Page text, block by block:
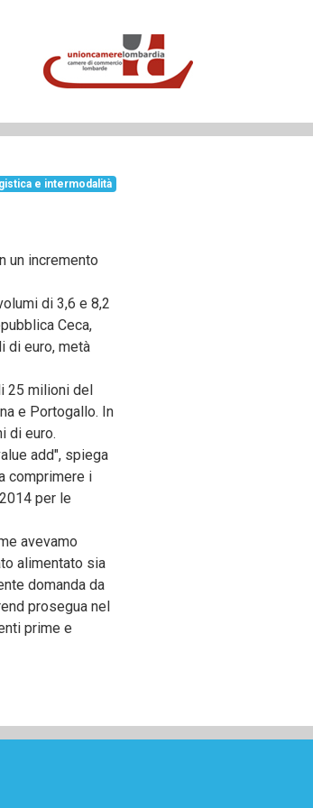
e intermodalità
un incremento
di 3,6 e 8,2
Ceca,
di euro, metà
25 milioni del
e Portogallo. In
di euro.
add", spiega
comprimere i
per le
avevamo
alimentato sia
domanda da
prosegua nel
prime e